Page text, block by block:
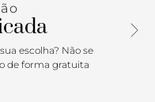
escolha? Não se
de forma gratuita